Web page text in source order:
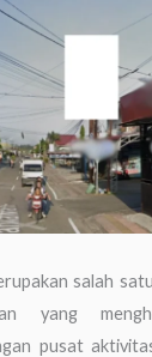
salah
yang
pusat